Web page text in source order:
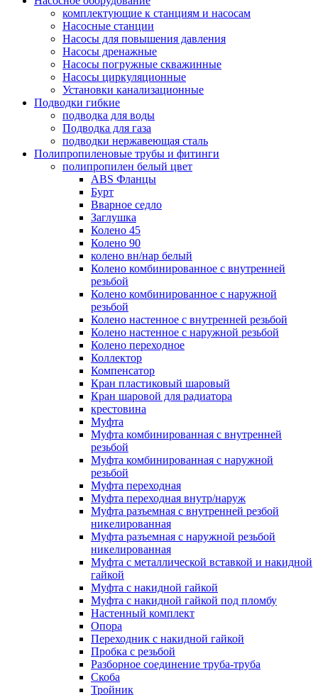
комплектующие к станциям и насосам
Насосные станции
Насосы для повышения давления
Насосы дренажные
Насосы погружные скважинные
Насосы циркуляционные
Установки канализационные
Подводки гибкие
подводка для воды
Подводка для газа
подводки нержавеющая сталь
Полипропиленовые трубы и фитинги
полипропилен белый цвет
ABS Фланцы
Бурт
Вварное седло
Заглушка
Колено 45
Колено 90
колено вн/нар белый
Колено комбинированное с внутренней
резьбой
Колено комбинированное с наружной
резьбой
Колено настенное с внутренней резьбой
Колено настенное с наружной резьбой
Колено переходное
Коллектор
Компенсатор
Кран пластиковый шаровый
Кран шаровой для радиатора
крестовина
Муфта
Муфта комбинированная с внутренней
резьбой
Муфта комбинированная с наружной
резьбой
Муфта переходная
Муфта переходная внутр/наруж
Муфта разъемная с внутренней резбой
никелированная
Муфта разъемная с наружной резьбой
никелированная
Муфта с металлической вставкой и накидной
гайкой
Муфта с накидной гайкой
Муфта с накидной гайкой под пломбу
Настенный комплект
Опора
Переходник с накидной гайкой
Пробка с резьбой
Разборное соединение труба-труба
Скоба
Тройник